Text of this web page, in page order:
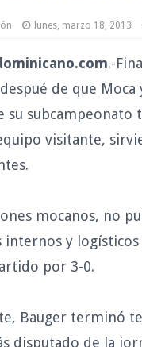
lunes, marzo 18, 2013
.-
de que Moca
su subcampeonato
visitante,
mocanos, no
internos y
por 3-0.
Bauger terminó
disputado de la